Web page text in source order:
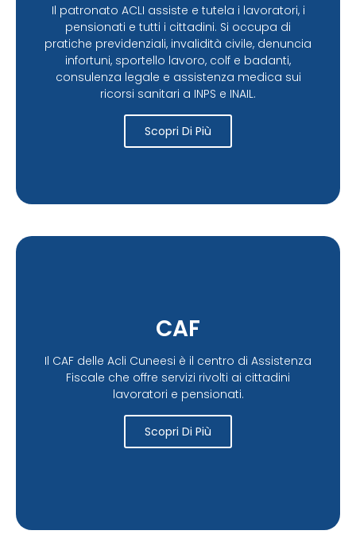
Il patronato ACLI assiste e tutela i lavoratori, i
pensionati e tutti i cittadini. Si occupa di
pratiche previdenziali, invalidità civile, denuncia
infortuni, sportello lavoro, colf e badanti,
consulenza legale e assistenza medica sui
ricorsi sanitari a INPS e INAIL.
Scopri Di Più
CAF
Il CAF delle Acli Cuneesi è il centro di Assistenza
Fiscale che offre servizi rivolti ai cittadini
lavoratori e pensionati.
Scopri Di Più